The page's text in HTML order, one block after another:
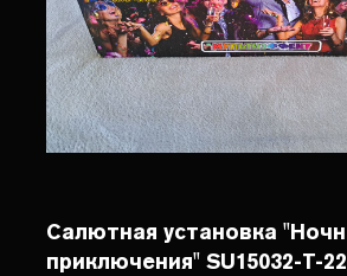
Салютная установка
приключения" SU15032-T-